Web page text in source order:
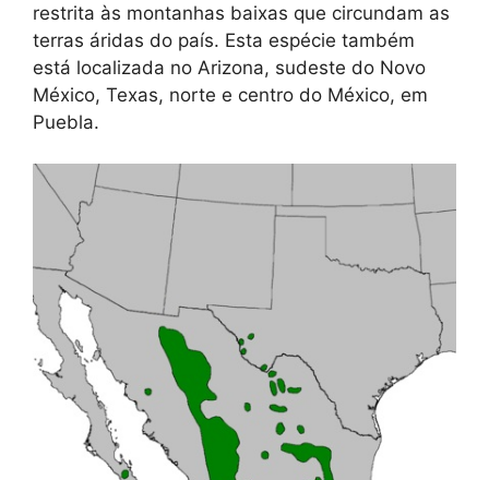
restrita às montanhas baixas que circundam as
terras áridas do país. Esta espécie também
está localizada no Arizona, sudeste do Novo
México, Texas, norte e centro do México, em
Puebla.